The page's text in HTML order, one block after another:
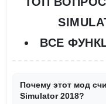
ВСЕ
Почему этот мод
Simulator 2018?